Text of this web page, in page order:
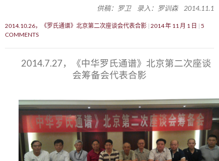
供稿：罗卫 录入：罗训森 2014.11.1
2014.10.26，《罗氏通谱》北京第二次座谈会代表合影 2014 年 11 月 1 日
5
COMMENTS
2014.7.27，《中华罗氏通谱》北京第二次座谈
会筹备会代表合影